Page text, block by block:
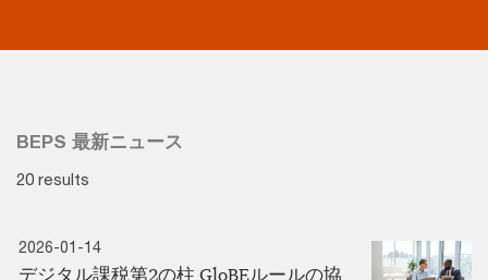
BEPS 最新ニュース
20 results
2026-01-14
デジタル課税第2の柱 GloBEルールの協